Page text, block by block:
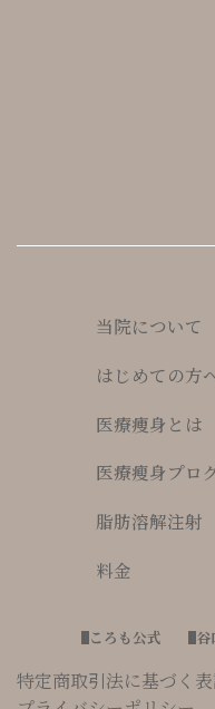
当院について
はじめての方
医療痩身とは
医療瘦身プロ
脂肪溶解注射
料金
ころも公式
特定商取引法に基づく